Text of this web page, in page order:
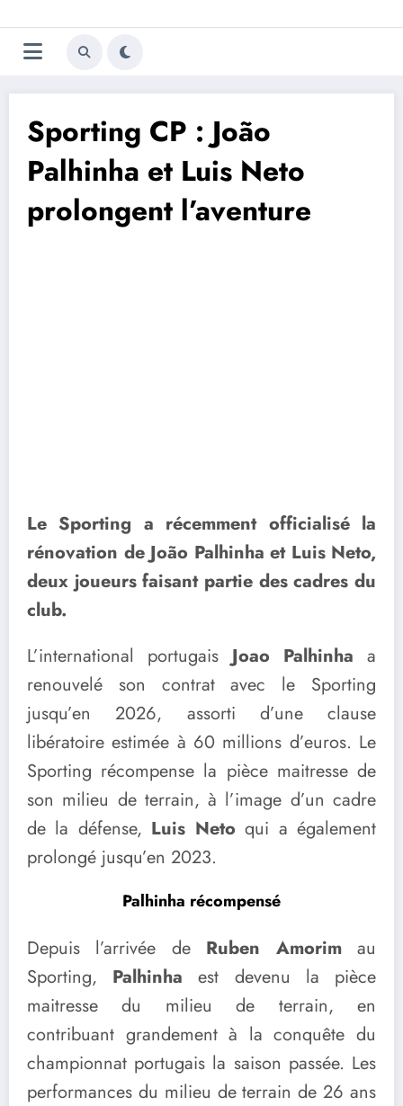
au
contenu
Trivela
L'actualité du football
Sporting CP : João
Palhinha et Luis Neto
prolongent l’aventure
Le Sporting a récemment officialisé la
rénovation de João Palhinha et Luis Neto,
deux joueurs faisant partie des cadres du
club.
L’international portugaisJoao Palhinha a
renouvelé son contrat avec le Sporting
jusqu’en 2026, assorti d’une clause
libératoire estimée à 60 millions d’euros. Le
Sporting récompense la pièce maitresse de
son milieu de terrain, à l’image d’un cadre
de la défense, Luis Neto qui a également
prolongé jusqu’en 2023.
Palhinha récompensé
Depuis l’arrivée de Ruben Amorimau
Sporting, Palhinha est devenu la pièce
maitresse du milieu de terrain, en
contribuant grandement à la conquête du
championnat portugais la saison passée. Les
performances du milieu de terrain de 26 ans